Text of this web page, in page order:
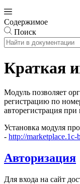
Содержимое
Поиск
Краткая
Модуль позволяет
регистрацию по
авторегистрация
Установка модуля
- http://
Авторизация
Для входа на сайт